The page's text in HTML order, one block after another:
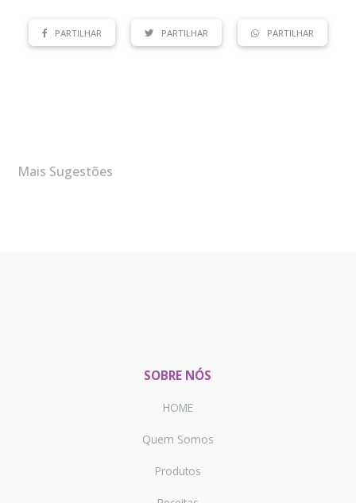
PARTILHAR PARTILHAR PARTILHAR
Mais Sugestões
SOBRE NÓS
HOME
Quem Somos
Produtos